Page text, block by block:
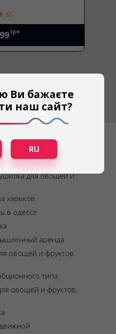
грн
типа
для овощей и
харьков
в одессе
аренда
овощей и фруктов
типа
овощей и фруктов
Ви бажаєте
наш сайт?
RU